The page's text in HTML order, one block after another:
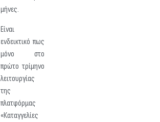
μήνες.
Είναι
ενδεικτικό πως
μόνο στο
πρώτο τρίμηνο
λειτουργίας
της
πλατφόρμας
«Καταγγελίες